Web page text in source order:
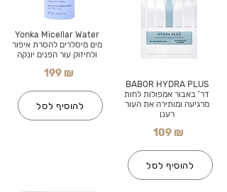
Yonka Micellar Water
מים מיסלרים להסרת איפור
ולחיזוק עור הפנים יונקה
199 ₪
להוסיף לסל
BABOR HYDRA PLUS
דר' באבור אמפולות לחות
מרגיעה ומותירה את העור
רענן
109 ₪
להוסיף לסל